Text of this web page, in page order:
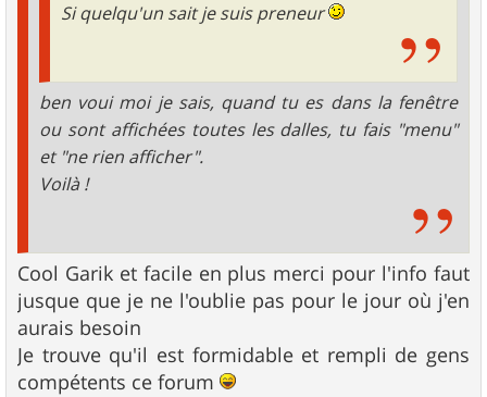
Si quelqu'un sait je suis preneur
ben voui moi je sais, quand tu es dans la fenêtre
ou sont affichées toutes les dalles, tu fais "menu"
et "ne rien afficher".
Voilà !
Cool Garik et facile en plus merci pour l'info faut
jusque que je ne l'oublie pas pour le jour où j'en
aurais besoin
Je trouve qu'il est formidable et rempli de gens
compétents ce forum